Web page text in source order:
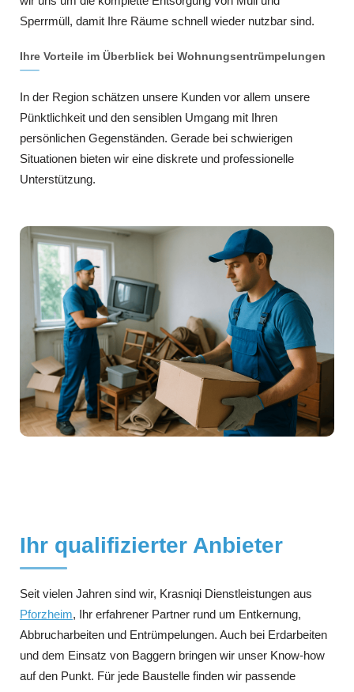
Sperrmüll, damit Ihre Räume schnell wieder nutzbar sind.
Ihre Vorteile im Überblick bei Wohnungsentrümpelungen
In der Region schätzen unsere Kunden vor allem unsere
Pünktlichkeit und den sensiblen Umgang mit Ihren
persönlichen Gegenständen. Gerade bei schwierigen
Situationen bieten wir eine diskrete und professionelle
Unterstützung.
Ihr qualifizierter Anbieter
Seit vielen Jahren sind wir, Krasniqi Dienstleistungen aus
Pforzheim, Ihr erfahrener Partner rund um Entkernung,
Abbrucharbeiten und Entrümpelungen. Auch bei Erdarbeiten
und dem Einsatz von Baggern bringen wir unser Know-how
auf den Punkt. Für jede Baustelle finden wir passende